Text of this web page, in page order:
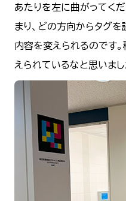
あたりを左に曲がってくだ
まり、どの方向からタグ
内容を変えられるのです
えられているなと思いまし